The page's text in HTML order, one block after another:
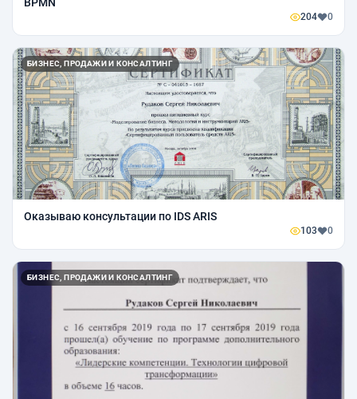
204 0
БИЗНЕС, ПРОДАЖИ И КОНСАЛТИНГ
Оказываю консультации по IDS ARIS
103 0
БИЗНЕС, ПРОДАЖИ И КОНСАЛТИНГ